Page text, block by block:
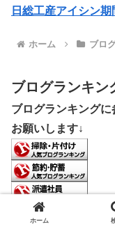
日総工産アイシン
ホーム ブロ
ブログランキン
ブログランキング
お願いします↓
ホーム